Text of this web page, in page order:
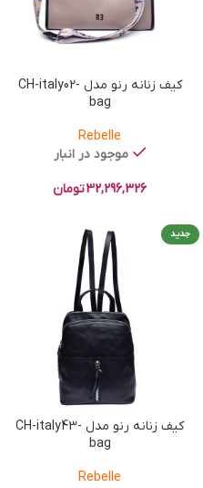
کیف زنانه رنو مدل CH-italy02-
bag
Rebelle
موجود در انبار
32,296,326تومان
جدید
کیف زنانه رنو مدل CH-italy43-
bag
Rebelle